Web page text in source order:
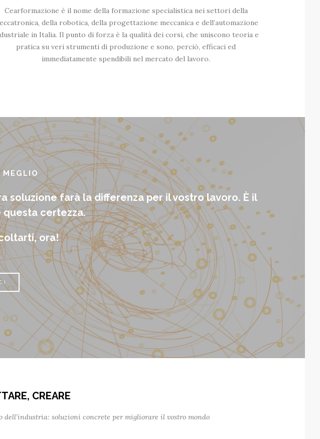
Cearformazione è il nome della formazione specialistica nei settori della
della robotica, della progettazione meccanica e dell’automazione
in Italia. Il punto di forza è la qualità dei corsi, che uniscono teoria e
pratica su veri strumenti di produzione e sono, perciò, efficaci ed
immediatamente spendibili nel mercato del lavoro.
soluzione farà la differenza per il vostro lavoro. È il
certezza.
ora!
CREARE
soluzioni concrete per migliorare il vostro mondo